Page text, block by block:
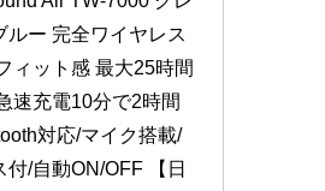
ルー 完全ワイヤレス
ィット感 最大25時間
速充電10分で2時間
対応/マイク搭載/
付/自動ON/OFF 【日